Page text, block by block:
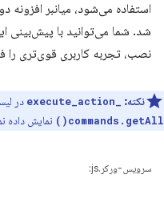
استفاده می‌شود، میانبر افزونه
شد. شما می‌توانید با پیش‌بینی
نصب، تجربه کاربری قوی‌تری را
نکته: در
commands.getAll() نمایش داده
سرویس-ورکر.js: